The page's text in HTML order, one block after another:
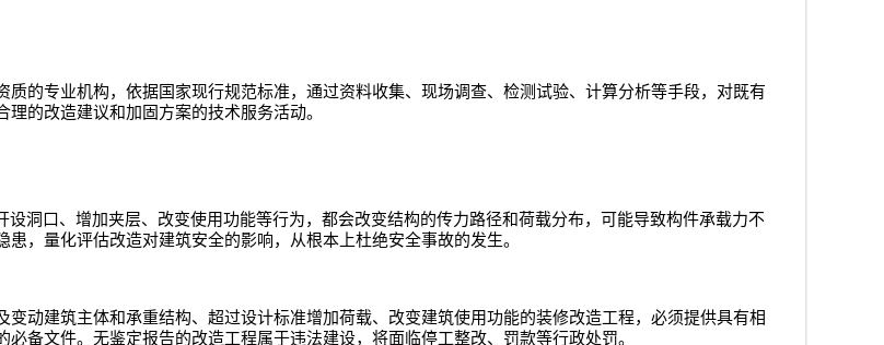
的专业机构，依据国家现行规范标准，通过资料收集、现场调查、检测试验、计算分析等手段，对既有
的改造建议和加固方案的技术服务活动。
设洞口、增加夹层、改变使用功能等行为，都会改变结构的传力路径和荷载分布，可能导致构件承载力不
，量化评估改造对建筑安全的影响，从根本上杜绝安全事故的发生。
动建筑主体和承重结构、超过设计标准增加荷载、改变建筑使用功能的装修改造工程，必须提供具有相
备文件。无鉴定报告的改造工程属于违法建设，将面临停工整改、罚款等行政处罚。